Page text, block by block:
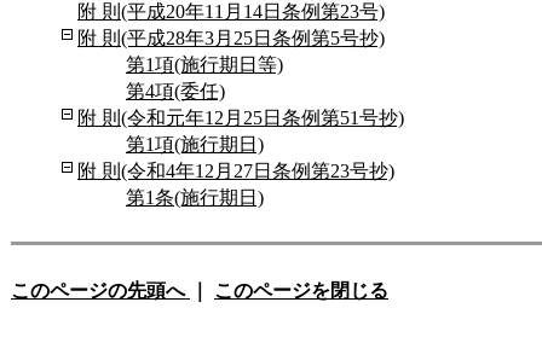
附 則(平成20年11月14日条例第23号)
附 則(平成28年3月25日条例第5号抄)
第1項(施行期日等)
第4項(委任)
附 則(令和元年12月25日条例第51号抄)
第1項(施行期日)
附 則(令和4年12月27日条例第23号抄)
第1条(施行期日)
このページの先頭へ このページを閉じる